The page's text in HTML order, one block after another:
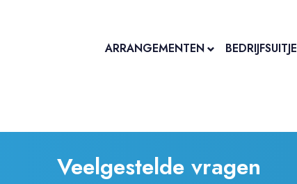
ARRANGEMENTEN BEDRIJFSUITJE
Veelgestelde vragen